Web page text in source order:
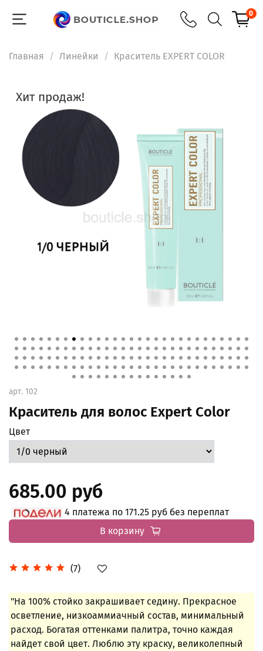
0
Главная Линейки Краситель EXPERT COLOR
Хит продаж!
арт. 102
Краситель для волос Expert Color
(7)
Цвет
685.00 руб
4 платежа по 171.25 руб без переплат
В корзину
"На 100% стойко закрашивает седину. Прекрасное
осветление, низкоаммиачный состав, минимальный
расход. Богатая оттенками палитра, точно каждая
найдет свой цвет. Люблю эту краску, великолепный